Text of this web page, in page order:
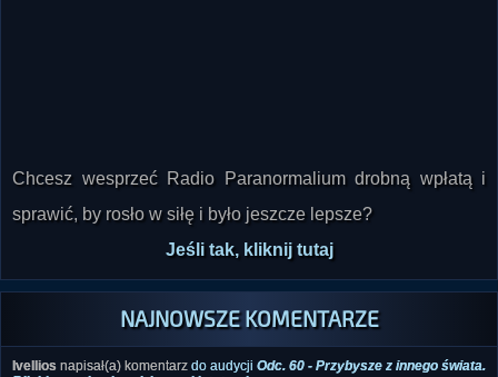
Chcesz wesprzeć Radio Paranormalium drobną wpłatą i
sprawić, by rosło w siłę i było jeszcze lepsze?
Jeśli tak, kliknij tutaj
NAJNOWSZE KOMENTARZE
Ivellios napisał(a) komentarz do audycji Odc. 60 - Przybysze z innego świata.